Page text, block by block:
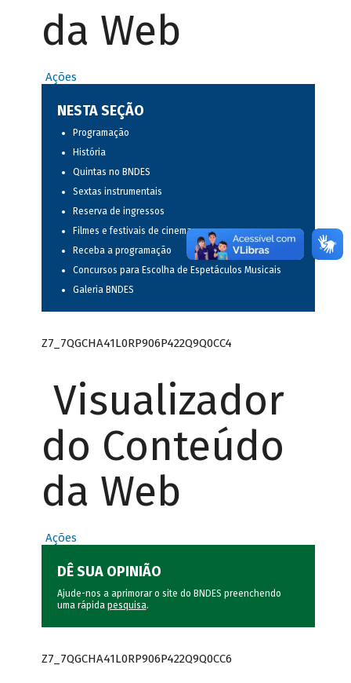
da Web
Ações
NESTA SEÇÃO
Programação
História
Quintas no BNDES
Sextas instrumentais
Reserva de ingressos
Filmes e festivais de cinema
Receba a programação
Concursos para Escolha de Espetáculos Musicais
Galeria BNDES
Z7_7QGCHA41L0RP906P422Q9Q0CC4
Visualizador
do Conteúdo
da Web
Ações
DÊ SUA OPINIÃO
Ajude-nos a aprimorar o site do BNDES preenchendo
uma rápida pesquisa.
Z7_7QGCHA41L0RP906P422Q9Q0CC6